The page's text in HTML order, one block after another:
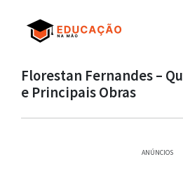
Florestan Fernandes –
e Principais Obras
ANÚNCIOS